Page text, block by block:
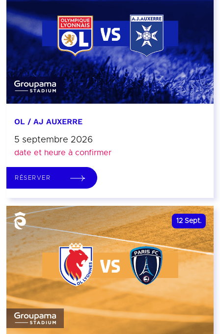
OL / AJ AUXERRE
5 septembre 2026
date et heure à confirmer
RÉSERVER
12 Sept.